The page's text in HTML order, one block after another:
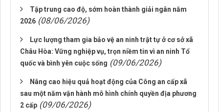
Tập trung cao độ, sớm hoàn thành giải ngân năm
2026 (08/06/2026)
Lực lượng tham gia bảo vệ an ninh trật tự ở cơ sở xã
Châu Hòa: Vững nghiệp vụ, trọn niềm tin vì an ninh Tổ
quốc và bình yên cuộc sống (09/06/2026)
Nâng cao hiệu quả hoạt động của Công an cấp xã
sau một năm vận hành mô hình chính quyền địa phương
2 cấp (09/06/2026)